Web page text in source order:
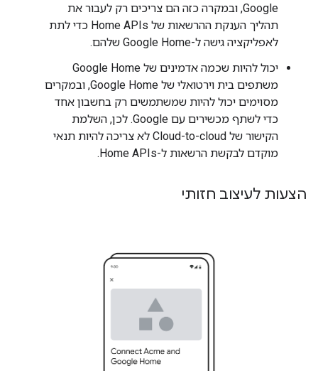
Google, ובמקרה כזה הם צריכים רק לעבור את
תהליך הענקת ההרשאות של Home APIs כדי לתת
לאפליקציה גישה ל-Google Home שלהם.
יכול להיות שכמה אדמינים של Google Home
משתפים בית וירטואלי של Google Home, ובמקרים
מסוימים יכול להיות שמשתמשים רק בחשבון אחד
כדי לשתף מכשירים עם Google. לכן, השלמת
הקישור של Cloud-to-cloud לא צריכה להיות תנאי
מוקדם לבקשת הרשאות ל-Home APIs.
הצעות לעיצוב חזותי